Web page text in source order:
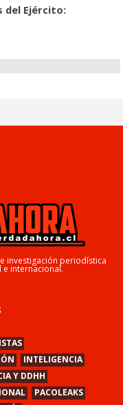
del Ejército:
investigación periodística
e internacional.
INTELIGENCIA
Y DDHH
PACOLEAKS